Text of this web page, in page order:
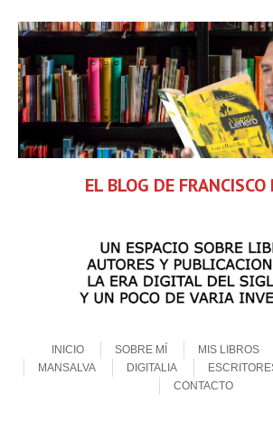
EL BLOG DE FRANCISCO
MenuINICIO
SOBRE MÍ MIS LIBROS
MANSALVA
DIGITALIA
CONTACTO